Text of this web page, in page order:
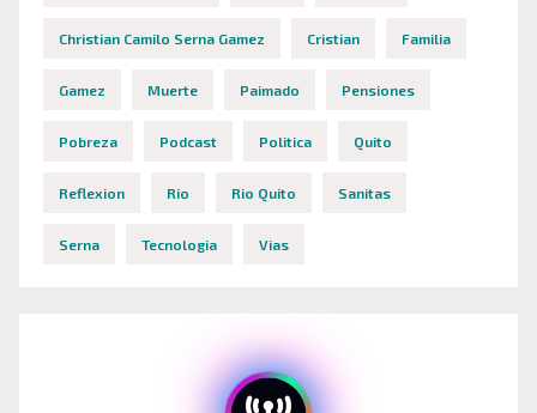
Christian Camilo Serna Gamez Cristian Familia
Gamez Muerte Paimado Pensiones
Pobreza Podcast Politica Quito
Reflexion Rio Rio Quito Sanitas
Serna Tecnologia Vias